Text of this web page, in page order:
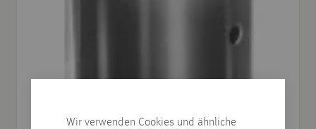
Wir verwenden Cookies und ähnliche